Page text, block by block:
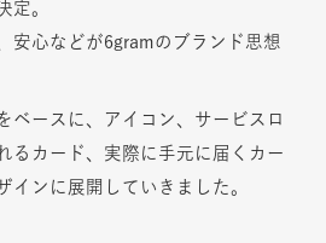
定。
安心などが6gramのブランド思想
ベースに、アイコン、サービスロ
るカード、実際に手元に届くカー
インに展開していきました。